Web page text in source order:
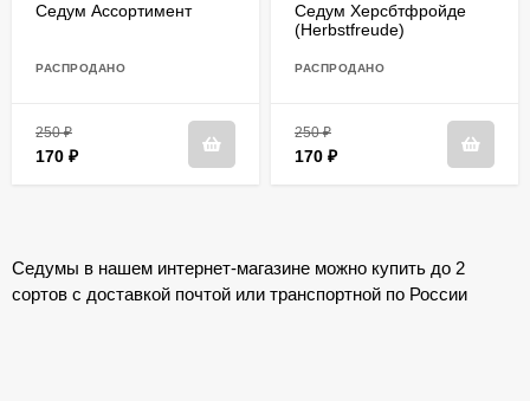
Седум Ассортимент
РАСПРОДАНО
250₽
170 ₽
Седум Херсбтфройде
(Herbstfreude)
РАСПРОДАНО
250₽
170 ₽
Седумы в нашем интернет-магазине можно купить до 2
сортов с доставкой почтой или транспортной по России